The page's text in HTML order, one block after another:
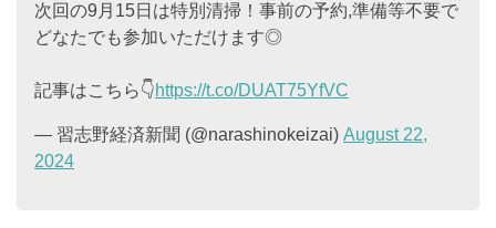
次回の9月15日は特別清掃！事前の予約,準備等不要で
どなたでも参加いただけます◎
記事はこちら👇https://t.co/DUAT75YfVC
— 習志野経済新聞 (@narashinokeizai) August 22,
2024